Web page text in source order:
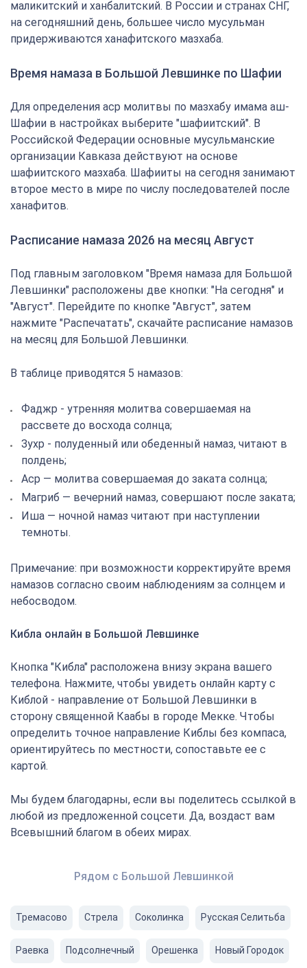
маликитский и ханбалитский. В России и странах СНГ,
на сегодняшний день, большее число мусульман
придерживаются ханафитского мазхаба.
Время намаза в Большой Левшинке по Шафии
Для определения аср молитвы по мазхабу имама аш-
Шафии в настройках выберите "шафиитский". В
Российской Федерации основные мусульманские
организации Кавказа действуют на основе
шафиитского мазхаба. Шафииты на сегодня занимают
второе место в мире по числу последователей после
ханафитов.
Расписание намаза 2026 на месяц Август
Под главным заголовком "Время намаза для Большой
Левшинки" расположены две кнопки: "На сегодня" и
"Август". Перейдите по кнопке "Август", затем
нажмите "Распечатать", скачайте расписание намазов
на месяц для Большой Левшинки.
В таблице приводятся 5 намазов:
Фаджр - утренняя молитва совершаемая на
рассвете до восхода солнца;
Зухр - полуденный или обеденный намаз, читают в
полдень;
Аср — молитва совершаемая до заката солнца;
Магриб — вечерний намаз, совершают после заката;
Иша — ночной намаз читают при наступлении
темноты.
Примечание: при возможности корректируйте время
намазов согласно своим наблюдениям за солнцем и
небосводом.
Кибла онлайн в Большой Левшинке
Кнопка "Кибла" расположена внизу экрана вашего
телефона. Нажмите, чтобы увидеть онлайн карту с
Киблой - направление от Большой Левшинки в
сторону священной Каабы в городе Мекке. Чтобы
определить точное направление Киблы без компаса,
ориентируйтесь по местности, сопоставьте ее с
картой.
Мы будем благодарны, если вы поделитесь ссылкой в
любой из предложенной соцсети. Да, воздаст вам
Всевышний благом в обеих мирах.
Рядом с Большой Левшинкой
Тремасово Стрела Соколинка Русская Селитьба
Раевка Подсолнечный Орешенка Новый Городок